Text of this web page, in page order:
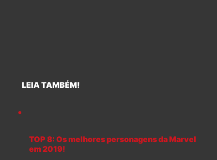
LEIA TAMBÉM!
TOP 8: Os melhores personagens da Marvel
em 2019!